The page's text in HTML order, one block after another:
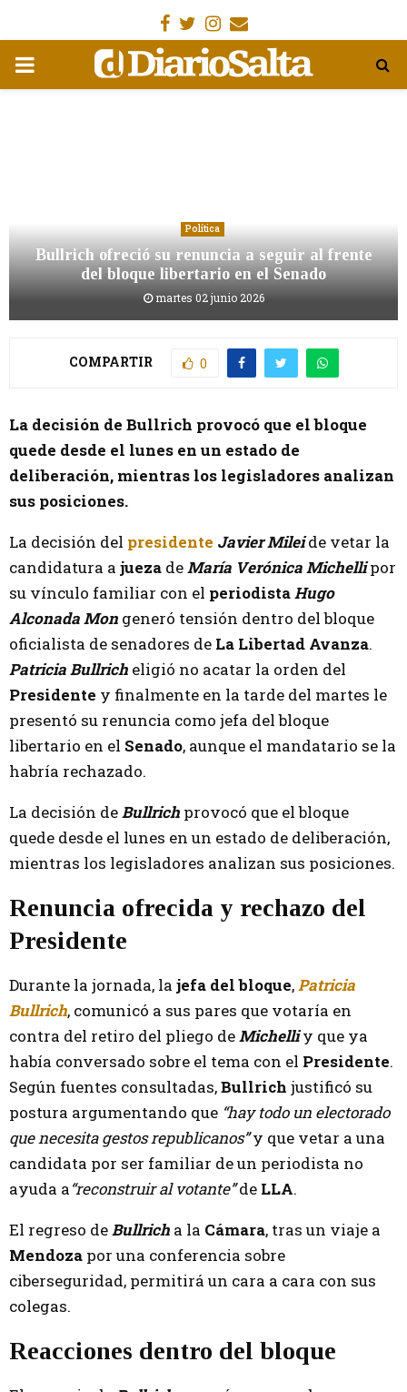
Facebook
Gorjeo
Instagram
Email
MENÚ
Política
Bullrich ofreció su renuncia a seguir al frente
del bloque libertario en el Senado
martes 02 junio 2026
COMPARTIR 0
La decisión de Bullrich provocó que el bloque
quede desde el lunes en un estado de
deliberación, mientras los legisladores analizan
sus posiciones.
La decisión del presidente Javier Mileide vetar la
candidatura a jueza deMaría Verónica Michelli por
su vínculo familiar con el periodistaHugo
Alconada Mon generó tensión dentro del bloque
oficialista de senadores de La Libertad Avanza.
Patricia Bullrich eligió no acatar la orden del
Presidente y finalmente en la tarde del martes le
presentó su renuncia como jefa del bloque
libertario en el Senado, aunque el mandatario se la
habría rechazado.
La decisión deBullrich provocó que el bloque
quede desde el lunes en un estado de deliberación,
mientras los legisladores analizan sus posiciones.
Renuncia ofrecida y rechazo del
Presidente
Durante la jornada, la jefa del bloque,Patricia
Bullrich, comunicó a sus pares que votaría en
contra del retiro del pliego deMichelliy que ya
había conversado sobre el tema con el Presidente.
Según fuentes consultadas,Bullrich justificó su
postura argumentando que “hay todo un electorado
que necesita gestos republicanos”y que vetar a una
candidata por ser familiar de un periodista no
ayuda a“reconstruir al votante”de LLA.
El regreso deBullrich a la Cámara, tras un viaje a
Mendoza por una conferencia sobre
ciberseguridad, permitirá un cara a cara con sus
colegas.
Reacciones dentro del bloque